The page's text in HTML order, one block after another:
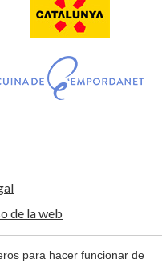
de la web
para hacer funcionar de
Aceptar todas